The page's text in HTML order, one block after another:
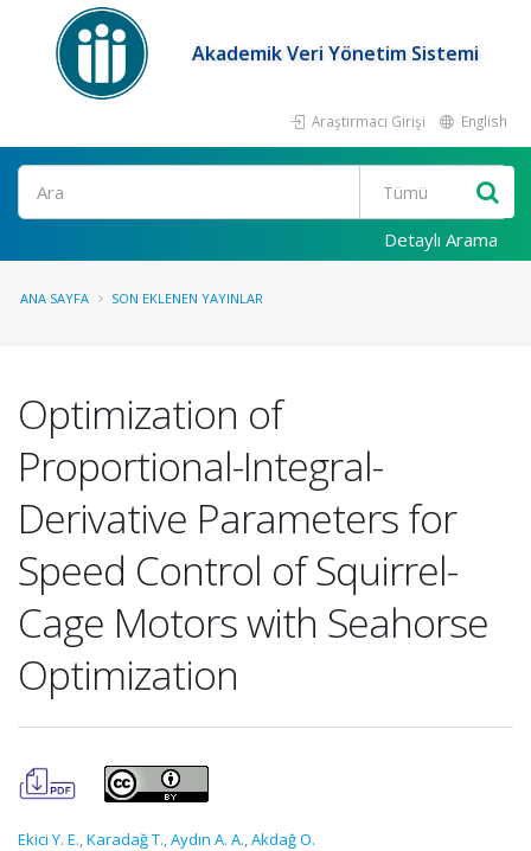
Akademik Veri Yönetim Sistemi
Araştırmacı Girişi English
Ara
Detaylı Arama
ANA SAYFA SON EKLENEN YAYINLAR
Optimization of
Proportional-Integral-
Derivative Parameters for
Speed Control of Squirrel-
Cage Motors with Seahorse
Optimization
Ekici Y. E.,Karadağ T.,Aydın A. A.,Akdağ O.